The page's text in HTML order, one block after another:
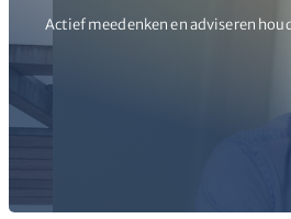
Actief meedenken en adviseren